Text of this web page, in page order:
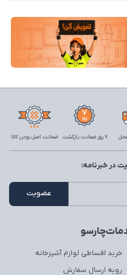
7 روز ضمانت بازگشت ضمانت اصل بودن کالا
خرید اقساطی لوازم آشپزخانه
رویه ارسال سفارش
در خبرنامه: